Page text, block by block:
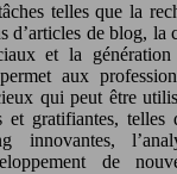
telles que la
d’articles de blog, la
et la
aux
qui peut être
et gratifiantes,
innovantes,
de